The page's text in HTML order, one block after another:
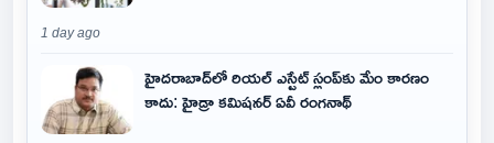
1 day ago
హైదరాబాద్‌లో రియల్ ఎస్టేట్ స్లంప్‌కు మేం కారణం
కాదు: హైడ్రా కమిషనర్ ఏవీ రంగనాథ్